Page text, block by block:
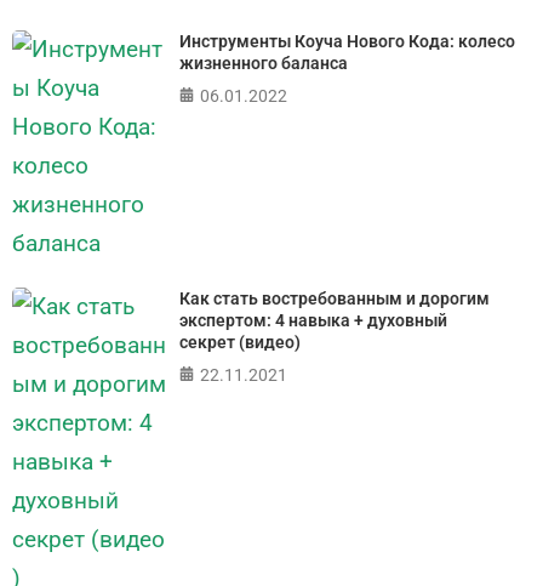
Инструменты Коуча Нового Кода: колесо
жизненного баланса
06.01.2022
Как стать востребованным и дорогим
экспертом: 4 навыка + духовный
секрет (видео)
22.11.2021